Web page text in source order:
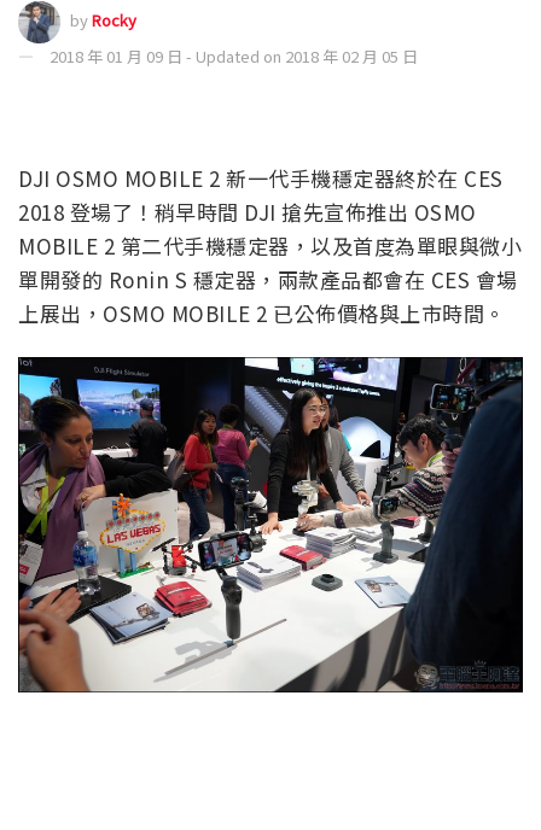
byRocky
2018 年 01 月 09 日 - Updated on 2018 年 02 月 05 日
DJI OSMO MOBILE 2 新一代手機穩定器終於在 CES
2018 登場了！稍早時間 DJI 搶先宣佈推出 OSMO
MOBILE 2 第二代手機穩定器，以及首度為單眼與微小
單開發的 Ronin S 穩定器，兩款產品都會在 CES 會場
上展出，OSMO MOBILE 2 已公佈價格與上市時間。